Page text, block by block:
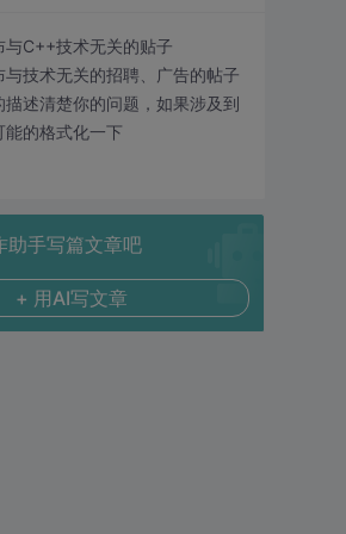
与C++技术无关的贴子
与技术无关的招聘、广告的帖子
描述清楚你的问题，如果涉及到
能的格式化一下
助手写篇文章吧
+ 用AI写文章